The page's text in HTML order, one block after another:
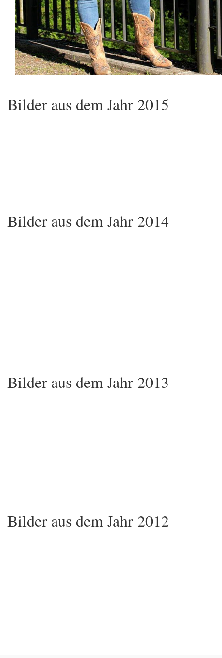
Bilder aus dem Jahr 2015
Bilder aus dem Jahr 2014
Bilder aus dem Jahr 2013
Bilder aus dem Jahr 2012